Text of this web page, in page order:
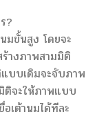
?
มขั้นสูง โดยจะ
างภาพสามมิติ
บบเดิมจะจับภาพ
จะให้ภาพแบบ
เต้านมได้ทีละ